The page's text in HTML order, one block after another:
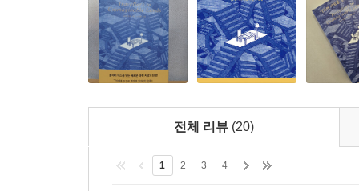
증상과 질병으로만 치부한다면 환자에게서 인간
좌뇌 통역사」에 나오는 남편은 아내를 낯선 이로
들어가는 악몽 같은 밤을 반복한다. 하지만 이런
않았지만, 아직도 사랑이 있다는 걸, 사랑이 떠
_100~101쪽
전체 리뷰 (20)
1 2 3 4